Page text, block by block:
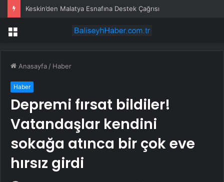
Keskin’den Malatya Esnafına Destek Çağrısı
Menü
Anasayfa / Haber
Haber
Depremi fırsat bildiler!
Vatandaşlar kendini
sokağa atınca bir çok eve
hırsız girdi